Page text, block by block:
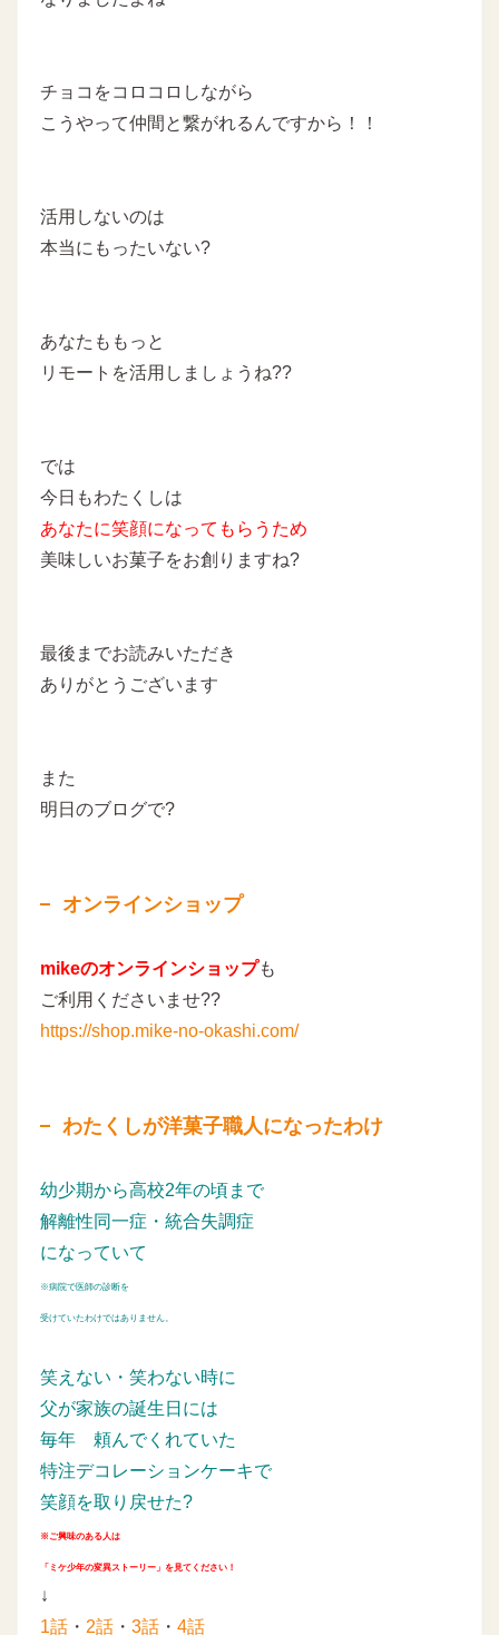
チョコをコロコロしながら
こうやって仲間と繋がれるんですから！！
活用しないのは
本当にもったいない?
あなたももっと
リモートを活用しましょうね??
では
今日もわたくしは
あなたに笑顔になってもらうため
美味しいお菓子をお創りますね?
最後までお読みいただき
ありがとうございます
また
明日のブログで?
オンラインショップ
mikeのオンラインショップも
ご利用くださいませ??
https://shop.mike-no-okashi.com/
わたくしが洋菓子職人になったわけ
幼少期から高校2年の頃まで
解離性同一症・統合失調症
になっていて
※病院で医師の診断を
受けていたわけではありません。
笑えない・笑わない時に
父が家族の誕生日には
毎年 頼んでくれていた
特注デコレーションケーキで
笑顔を取り戻せた?
※ご興味のある人は
「ミケ少年の変異ストーリー」を見てください！
↓
1話 ・ 2話 ・ 3話 ・ 4話